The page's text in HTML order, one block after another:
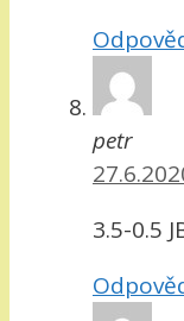
petr
3.5-0.5